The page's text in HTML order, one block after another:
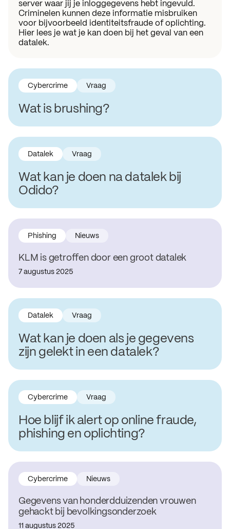
server waar jij je inloggegevens hebt ingevuld.
Criminelen kunnen deze informatie misbruiken
voor bijvoorbeeld identiteitsfraude of oplichting.
Hier lees je wat je kan doen bij het geval van een
datalek.
Wat is brushing?
Cybercrime Vraag
Wat kan je doen na datalek bij
Odido?
Datalek Vraag
KLM is getroffen door een groot datalek
Phishing Nieuws
7 augustus 2025
Wat kan je doen als je gegevens
zijn gelekt in een datalek?
Datalek Vraag
Hoe blijf ik alert op online fraude,
phishing en oplichting?
Cybercrime Vraag
Gegevens van honderdduizenden vrouwen
gehackt bij bevolkingsonderzoek
Cybercrime Nieuws
11 augustus 2025